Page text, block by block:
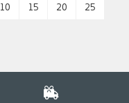
10 15 20
25